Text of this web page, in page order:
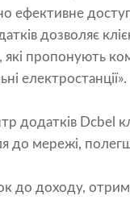
ефективне
дозволяє
які пропонують
електростанції».
додатків Dcbel
до мережі,
до доходу,